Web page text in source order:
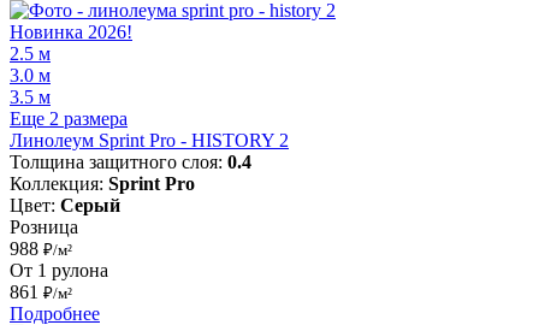
Новинка 2026!
2.5 м
3.0 м
3.5 м
Еще 2 размера
Линолеум Sprint Pro - HISTORY 2
Толщина защитного слоя: 0.4
Коллекция: Sprint Pro
Цвет: Серый
Розница
988 ₽/м²
От 1 рулона
861 ₽/м²
Подробнее